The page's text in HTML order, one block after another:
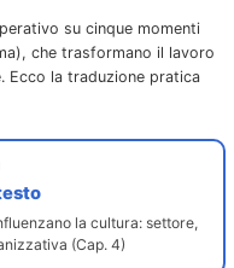
su cinque momenti
che trasformano il lavoro
Ecco la traduzione pratica
la cultura: settore,
(Cap. 4)